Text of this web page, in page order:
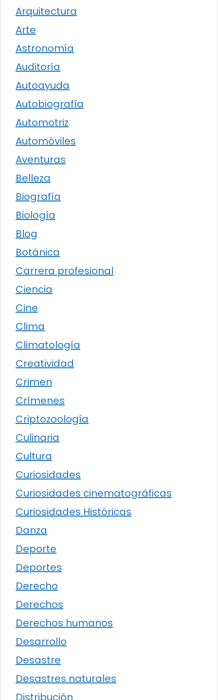
Arquitectura
Arte
Astronomía
Auditoría
Autoayuda
Autobiografía
Automotriz
Automóviles
Aventuras
Belleza
Biografía
Biología
Blog
Botánica
Carrera profesional
Ciencia
Cine
Clima
Climatología
Creatividad
Crimen
Crímenes
Criptozoología
Culinaria
Cultura
Curiosidades
Curiosidades cinematográficas
Curiosidades Históricas
Danza
Deporte
Deportes
Derecho
Derechos
Derechos humanos
Desarrollo
Desastre
Desastres naturales
Distribución